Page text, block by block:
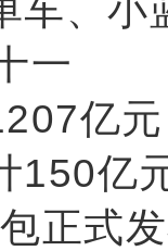
车、
一
亿
150
包正